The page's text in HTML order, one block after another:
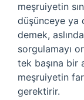
meşruiyetin
düşünceye ya
demek,
sorgulamayı
tek başına bir
meşruiyetin
gerektirir.